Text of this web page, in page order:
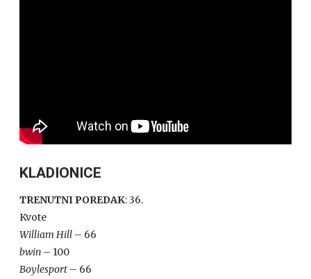
KLADIONICE
TRENUTNI POREDAK: 36.
Kvote
William Hill – 66
bwin – 100
Boylesport – 66